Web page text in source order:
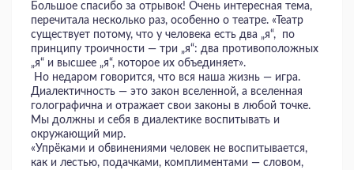
Большое спасибо за отрывок! Очень интересная тема,
перечитала несколько раз, особенно о театре. «Театр
существует потому, что у человека есть два „я“, по
принципу троичности — три „я“: два противоположных
„я“ и высшее „я“, которое их объединяет».
Но недаром говорится, что вся наша жизнь — игра.
Диалектичность — это закон вселенной, а вселенная
голографична и отражает свои законы в любой точке.
Мы должны и себя в диалектике воспитывать и
окружающий мир.
«Упрёками и обвинениями человек не воспитывается,
как и лестью, подачками, комплиментами — словом,